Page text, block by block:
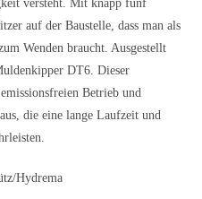
versteht. Mit knapp fünf
auf der Baustelle, dass man als
Wenden braucht. Ausgestellt
DT6. Dieser
Betrieb und
die eine lange Laufzeit und
Hydrema